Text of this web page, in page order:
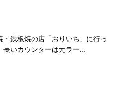
・鉄板焼の店「おりいち」に行っ
いカウンターは元ラー...